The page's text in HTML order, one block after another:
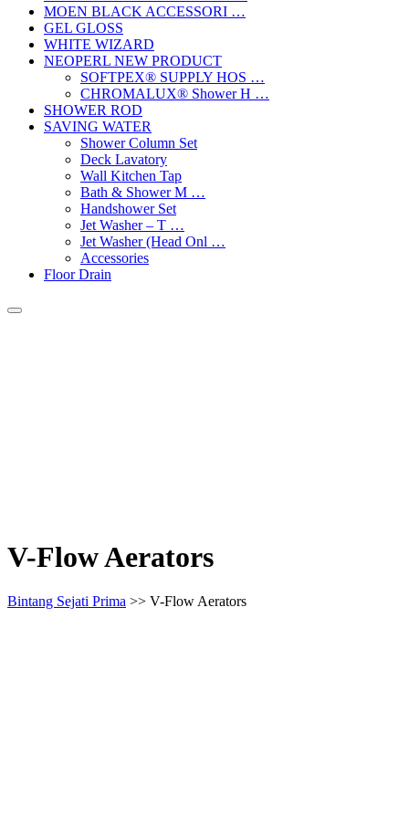
MOEN BLACK ACCESSORI …
GEL GLOSS
WHITE WIZARD
NEOPERL NEW PRODUCT
SOFTPEX® SUPPLY HOS …
CHROMALUX® Shower H …
SHOWER ROD
SAVING WATER
Shower Column Set
Deck Lavatory
Wall Kitchen Tap
Bath & Shower M …
Handshower Set
Jet Washer – T …
Jet Washer (Head Onl …
Accessories
Floor Drain
V-Flow Aerators
Bintang Sejati Prima >> V-Flow Aerators